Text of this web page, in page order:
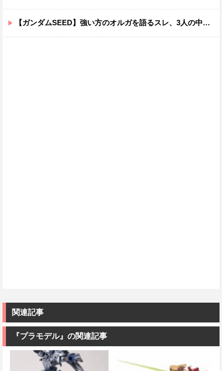
【ガンダムSEED】強い方のオルガを語るスレ、3人の中でも強化は一番されてない方
関連記事
『プラモデル』の関連記事